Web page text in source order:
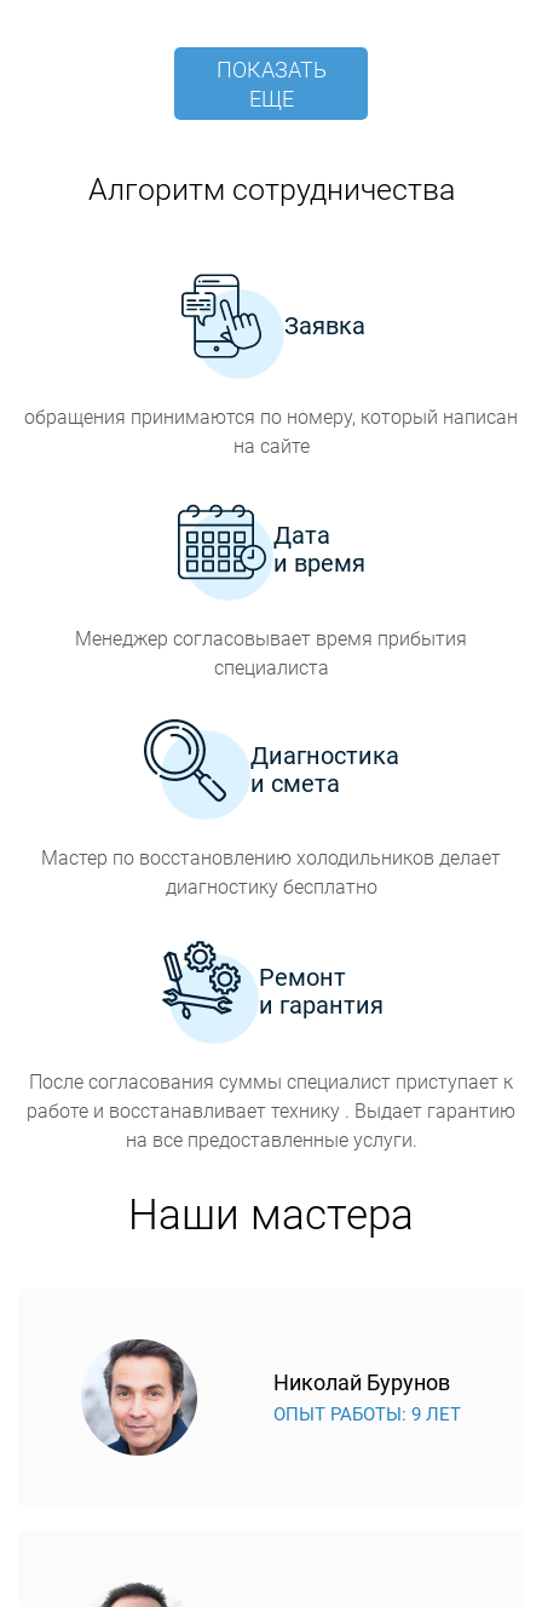
ПОКАЗАТЬ
ЕЩЕ
Алгоритм сотрудничества
Заявка
обращения принимаются по номеру, который написан
на сайте
Дата
и время
Менеджер согласовывает время прибытия
специалиста
Диагностика
и смета
Мастер по восстановлению холодильников делает
диагностику бесплатно
Ремонт
и гарантия
После согласования суммы специалист приступает к
работе и восстанавливает технику . Выдает гарантию
на все предоставленные услуги.
Наши мастера
Николай Бурунов
ОПЫТ РАБОТЫ: 9 ЛЕТ